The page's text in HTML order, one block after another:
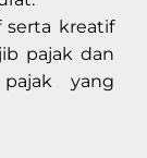
serta kreatif
pajak dan
yang